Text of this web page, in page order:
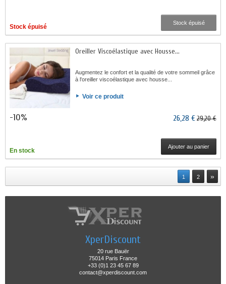
Stock épuisé
Stock épuisé
Oreiller Viscoélastique avec Housse...
Augmentez le confort et la qualité de votre sommeil grâce
à l'oreiller viscoélastique avec housse...
Voir ce produit
-10% 26,28 €29,20 €
En stock
Ajouter au panier
1 2 »
XperDiscount
20 rue Bauër
75014 Paris France
+33 (0)1 23 45 67 89
contact@xperdiscount.com